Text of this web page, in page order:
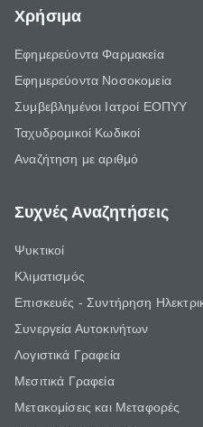
Χρήσιμα
Εφημερεύοντα Φαρμακεία
Εφημερεύοντα Νοσοκομεία
Συμβεβλημένοι Ιατροί ΕΟΠΥΥ
Ταχυδρομικοί Κωδικοί
Αναζήτηση με αριθμό
Συχνές Αναζητήσεις
Ψυκτικοί
Κλιματισμός
Επισκευές - Συντήρηση
Συνεργεία Αυτοκινήτων
Λογιστικά Γραφεία
Μεσιτικά Γραφεία
Μετακομίσεις και Μεταφορές